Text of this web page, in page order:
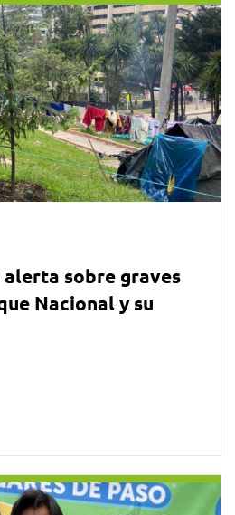
sobre graves
Nacional y su